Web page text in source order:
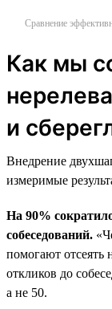
Сравнение
Как мы
и
Внедрение
измеримые
На 90%
собеседований.
помогают отсеять
откликов до
а не 50.